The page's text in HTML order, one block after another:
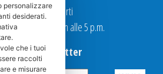
uffici sono aperti
dalle 9 a.m alle 5 p.m.
alla Newsletter
personalizzare
desiderati.
che i tuoi
raccolti
e misurare